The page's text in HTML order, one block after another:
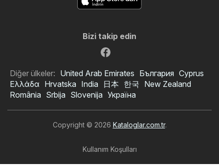
Bizi takip edin
Diğer ülkeler: United Arab Emirates България Cyprus
Ελλάδα Hrvatska India 日本 한국 New Zealand
România Srbija Slovenija Україна
Copyright © 2026 Kataloglar.com.tr.
Kullanım Koşulları